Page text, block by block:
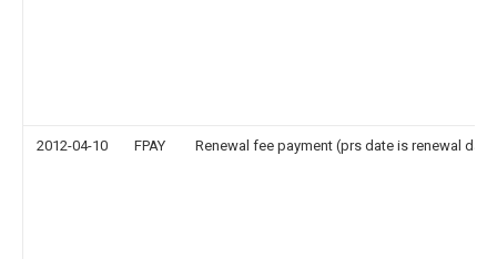
2012-04-10 FPAY Renewal fee payment (prs date is renewal